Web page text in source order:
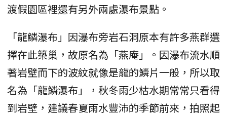
渡假園區裡還有另外兩處瀑布景點。
「龍鱗瀑布」因瀑布旁岩石洞原本有許多燕群選
擇在此築巢，故原名為「燕庵」。因瀑布流水順
著岩壁而下的波紋就像是龍的鱗片一般，所以取
名為「龍鱗瀑布」，秋冬雨少枯水期常常只看得
到岩壁，建議春夏雨水豐沛的季節前來，拍照起